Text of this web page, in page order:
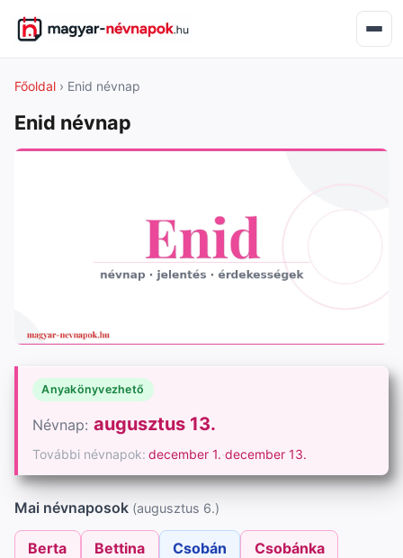
Főoldal › Enid névnap
Enid névnap
Anyakönyvezhető
Névnap: augusztus 13.
További névnapok: december 1.·december 13.
Mai névnaposok (augusztus 6.)
Berta Bettina Csobán Csobánka